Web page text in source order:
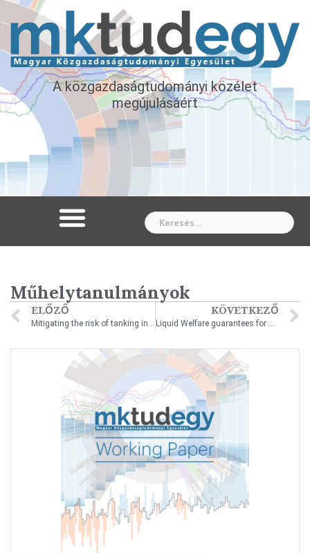
A közgazdaságtudományi közélet
megújulásáért
Műhelytanulmányok
ELŐZŐ KÖVETKEZŐ